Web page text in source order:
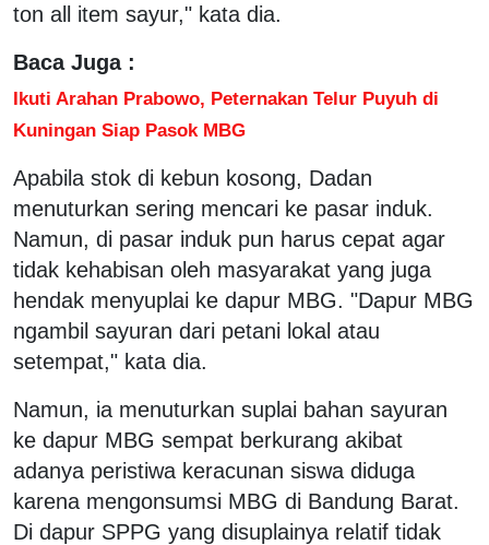
ton all item sayur," kata dia.
Baca Juga :
Ikuti Arahan Prabowo, Peternakan Telur Puyuh di
Kuningan Siap Pasok MBG
Apabila stok di kebun kosong, Dadan
menuturkan sering mencari ke pasar induk.
Namun, di pasar induk pun harus cepat agar
tidak kehabisan oleh masyarakat yang juga
hendak menyuplai ke dapur MBG. "Dapur MBG
ngambil sayuran dari petani lokal atau
setempat," kata dia.
Namun, ia menuturkan suplai bahan sayuran
ke dapur MBG sempat berkurang akibat
adanya peristiwa keracunan siswa diduga
karena mengonsumsi MBG di Bandung Barat.
Di dapur SPPG yang disuplainya relatif tidak